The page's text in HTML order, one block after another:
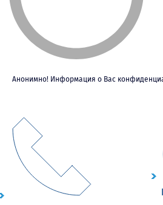
Анонимно! Информация о Вас